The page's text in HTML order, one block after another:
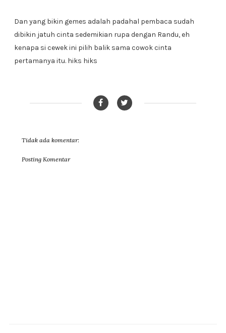
Dan yang bikin gemes adalah padahal pembaca sudah
dibikin jatuh cinta sedemikian rupa dengan Randu, eh
kenapa si cewek ini pilih balik sama cowok cinta
pertamanya itu. hiks hiks
Tidak ada komentar:
Posting Komentar